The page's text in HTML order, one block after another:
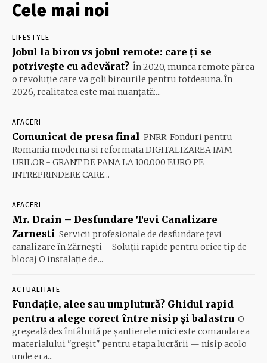
Cele mai noi
LIFESTYLE
Jobul la birou vs jobul remote: care ți se
potrivește cu adevărat? În 2020, munca remote părea
o revoluție care va goli birourile pentru totdeauna. În
2026, realitatea este mai nuanțată:...
AFACERI
Comunicat de presa final PNRR: Fonduri pentru
Romania moderna si reformata DIGITALIZAREA IMM-
URILOR - GRANT DE PANA LA 100.000 EURO PE
INTREPRINDERE CARE...
AFACERI
Mr. Drain – Desfundare Tevi Canalizare
Zarnesti Servicii profesionale de desfundare țevi
canalizare în Zărnești – Soluții rapide pentru orice tip de
blocaj O instalație de...
ACTUALITATE
Fundație, alee sau umplutură? Ghidul rapid
pentru a alege corect între nisip și balastru O
greșeală des întâlnită pe șantierele mici este comandarea
materialului "greșit" pentru etapa lucrării — nisip acolo
unde era...